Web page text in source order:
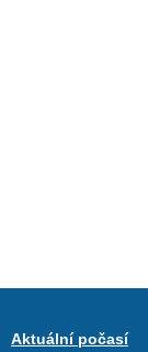
Aktuální počasí